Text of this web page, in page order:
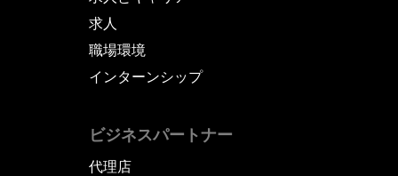
求人
職場環境
インターンシップ
ビジネスパートナー
代理店